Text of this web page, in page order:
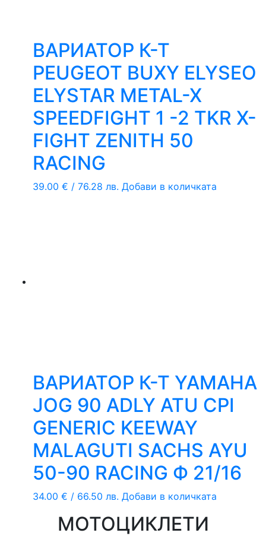
ВАРИАТОР К-Т
PEUGEOT BUXY ELYSEO
ELYSTAR METAL-X
SPEEDFIGHT 1 -2 TKR X-
FIGHT ZENITH 50
RACING
39.00 € / 76.28 лв. Добави в количката
ВАРИАТОР К-Т YAMAHA
JOG 90 ADLY ATU CPI
GENERIC KEEWAY
MALAGUTI SACHS AYU
50-90 RACING Ф 21/16
34.00 € / 66.50 лв. Добави в количката
МОТОЦИКЛЕТИ